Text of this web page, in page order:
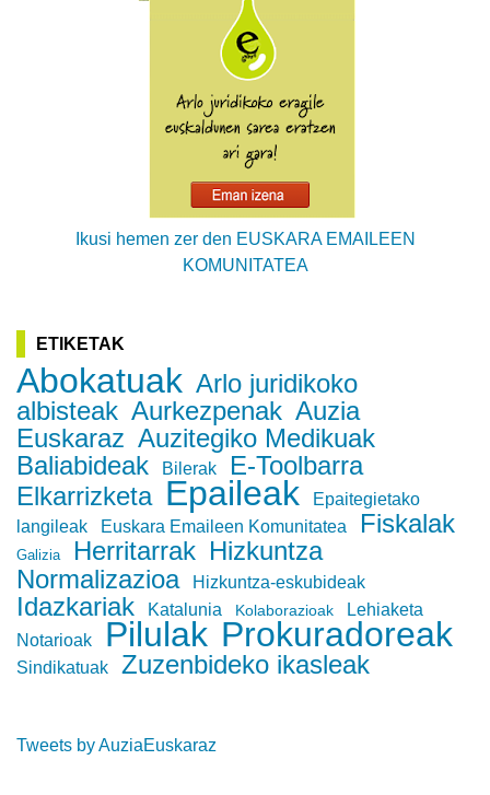
Ikusi hemen zer den EUSKARA EMAILEEN
KOMUNITATEA
ETIKETAK
Abokatuak Arlo juridikoko
albisteak Aurkezpenak Auzia
Euskaraz Auzitegiko Medikuak
Baliabideak
Bilerak
E-Toolbarra
Elkarrizketa Epaileak
Epaitegietako
langileak
Euskara Emaileen Komunitatea Fiskalak
Galizia Herritarrak Hizkuntza
Normalizazioa
Hizkuntza-eskubideak
Idazkariak Katalunia Kolaborazioak
Lehiaketa
Notarioak
Pilulak Prokuradoreak
Sindikatuak Zuzenbideko ikasleak
Tweets by AuziaEuskaraz